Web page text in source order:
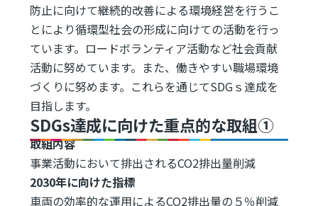
防止に向けて継続的改善による環境経営を行うこ
とにより循環型社会の形成に向けての活動を行っ
ています。ロードボランティア活動など社会貢献
活動に努めています。また、働きやすい職場環境
づくりに努めます。これらを通じてSDGｓ達成を
目指します。
SDGs達成に向けた重点的な取組①
取組内容
事業活動において排出されるCO2排出量削減
2030年に向けた指標
車両の効率的な運用によるCO2排出量の５％削減